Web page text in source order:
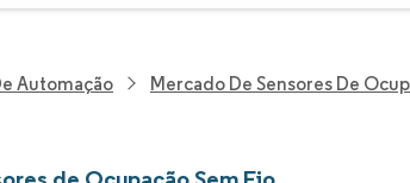
Automação Mercado De Sensores De